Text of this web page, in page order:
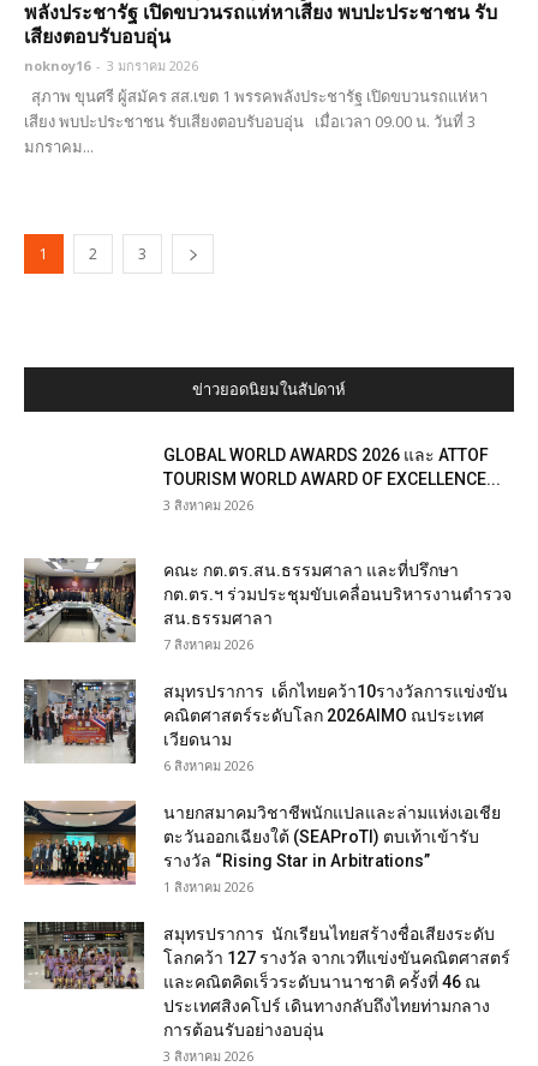
พลังประชารัฐ เปิดขบวนรถแห่หาเสียง พบปะประชาชน รับ
เสียงตอบรับอบอุ่น
noknoy16 - 3 มกราคม 2026
เสียง พบปะประชาชน รับเสียงตอบรับอบอุ่น เมื่อเวลา 09.00 น. วันที่ 3
มกราคม...
1 2 3
ข่าวยอดนิยมในสัปดาห์
GLOBAL WORLD AWARDS 2026 และ ATTOF
TOURISM WORLD AWARD OF EXCELLENCE...
3 สิงหาคม 2026
คณะ กต.ตร.สน.ธรรมศาลา และที่ปรึกษา
กต.ตร.ฯ ร่วมประชุมขับเคลื่อนบริหารงานตำรวจ
สน.ธรรมศาลา
7 สิงหาคม 2026
สมุทรปราการ เด็กไทยคว้า10รางวัลการแข่งขัน
คณิตศาสตร์ระดับโลก 2026AIMO ณประเทศ
เวียดนาม
6 สิงหาคม 2026
นายกสมาคมวิชาชีพนักแปลและล่ามแห่งเอเชีย
ตะวันออกเฉียงใต้ (SEAProTI) ตบเท้าเข้ารับ
รางวัล “Rising Star in Arbitrations”
1 สิงหาคม 2026
สมุทรปราการ นักเรียนไทยสร้างชื่อเสียงระดับ
โลกคว้า 127 รางวัล จากเวทีแข่งขันคณิตศาสตร์
และคณิตคิดเร็วระดับนานาชาติ ครั้งที่ 46 ณ
ประเทศสิงคโปร์ เดินทางกลับถึงไทยท่ามกลาง
การต้อนรับอย่างอบอุ่น
3 สิงหาคม 2026